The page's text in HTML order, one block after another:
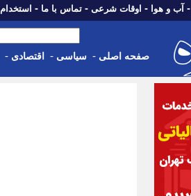
- آب و هوا - اوقات شرعی - تماس با ما - استخدام
صفحه اصلی - سیاسی - اقتصادی -